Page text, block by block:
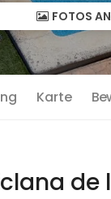
FOTOS
Karte
de